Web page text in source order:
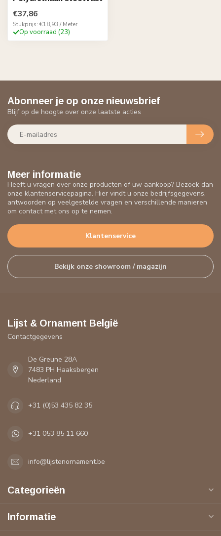
€37,86
Stukprijs: €18,93 / Meter
Op voorraad (23)
Meer informatie
Heeft u vragen over onze producten of uw aankoop? Bezoek dan
onze klantenservicepagina. Hier vindt u onze bedrijfsgegevens,
antwoorden op veelgestelde vragen en verschillende manieren
om contact met ons op te nemen.
Klantenservice
Bekijk onze showroom / magazijn
Abonneer je op onze nieuwsbrief
Blijf op de hoogte over onze laatste acties
Lijst & Ornament België
Contactgegevens
De Greune 28A
7483 PH Haaksbergen
Nederland
+31 (0)53 435 82 35
+31 053 85 11 660
info@lijstenornament.be
Categorieën
Informatie